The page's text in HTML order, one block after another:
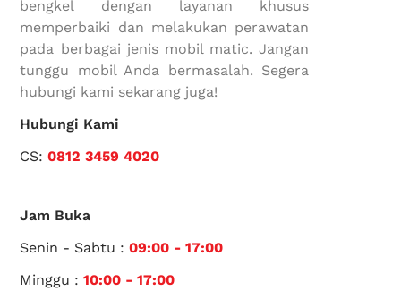
bengkel dengan layanan khusus
memperbaiki dan melakukan perawatan
pada berbagai jenis mobil matic. Jangan
tunggu mobil Anda bermasalah. Segera
hubungi kami sekarang juga!
Hubungi Kami
CS:0812 3459 4020
Jam Buka
Senin - Sabtu :09:00 - 17:00
Minggu :10:00 - 17:00